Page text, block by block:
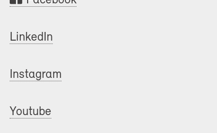
LinkedIn
Instagram
Youtube